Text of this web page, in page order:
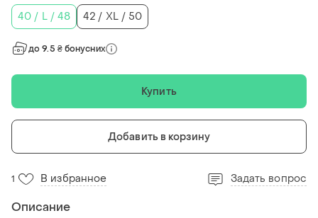
40 / L / 48
42 / XL / 50
до 9.5 ₴ бонусних
Купить
Добавить в корзину
1 В избранное Задать вопрос
Описание